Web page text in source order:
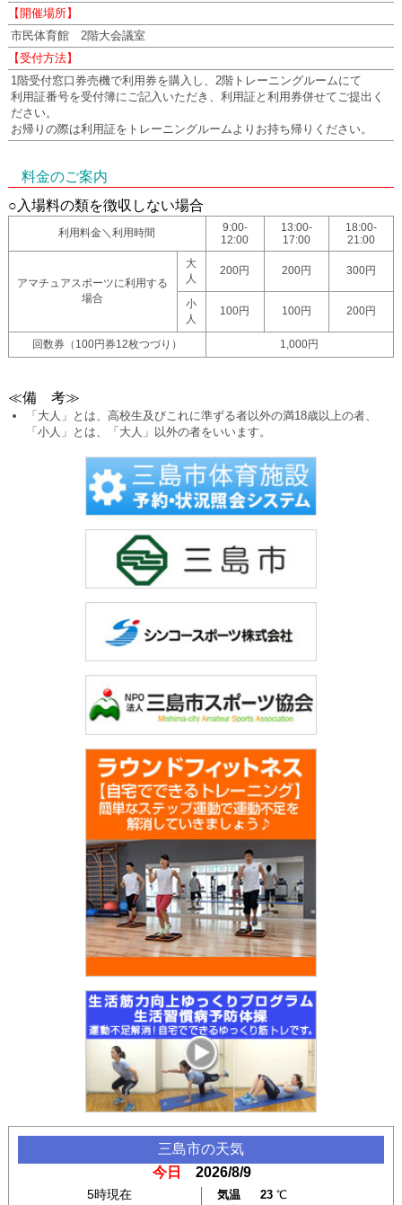
三島市の天気
今日2026/8/9
5時現在 気温 23℃
【開催場所】
市民体育館 2階大会議室
【受付方法】
1階受付窓口券売機で利用券を購入し、2階トレーニングルームにて
利用証番号を受付簿にご記入いただき、利用証と利用券併せてご提出く
ださい。
お帰りの際は利用証をトレーニングルームよりお持ち帰りください。
料金のご案内
○入場料の類を徴収しない場合
利用料金＼利用時間
9:00-
12:00
13:00-
17:00
18:00-
21:00
アマチュアスポーツに利用する
場合
大
人
200円 200円 300円
小
人
100円 100円 200円
回数券（100円券12枚つづり） 1,000円
≪備 考≫
「大人」とは、高校生及びこれに準ずる者以外の満18歳以上の者、
「小人」とは、「大人」以外の者をいいます。